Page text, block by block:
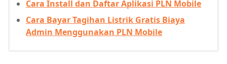
Cara Install dan Daftar Aplikasi PLN Mobile
Cara Bayar Tagihan Listrik Gratis Biaya
Admin Menggunakan PLN Mobile